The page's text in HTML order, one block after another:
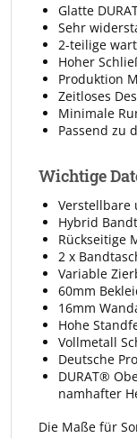
Glatte
Sehr
2-teilige
Hoher
Produktion
Zeitloses
Minimale
Passend zu
Wichtige
Verstellbare
Hybrid
Rückseitige
2 x
Variable
60mm
16mm
Hohe
Vollmetall
Deutsche
DURAT®
namhafter
Die Maße für